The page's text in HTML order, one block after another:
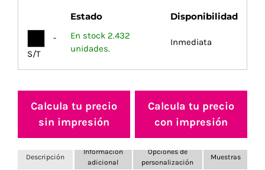
Estado Disponibilidad
-
S/T
En stock 2.432
unidades.
Inmediata
Calcula tu precio
sin impresión
Calcula tu precio
con impresión
Descripción
Información
adicional
Opciones de
personalización
Muestras